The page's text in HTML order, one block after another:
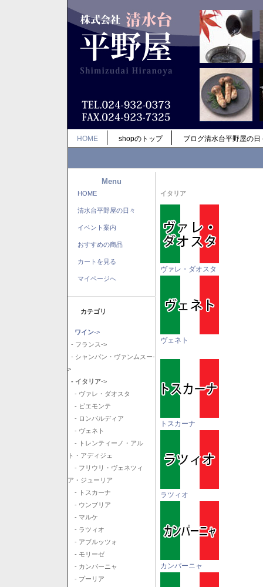
HOME shopのトップ ブログ清水台平野屋の日
Menu
HOME
清水台平野屋の日々
イベント案内
おすすめの商品
カートを見る
マイページへ
カテゴリ
ワイン->
- フランス->
- シャンパン・ヴァンムスー-
>
- イタリア->
- ヴァレ・ダオスタ
- ピエモンテ
- ロンバルディア
- ヴェネト
- トレンティーノ・アル
ト・アディジェ
- フリウリ・ヴェネツィ
ア・ジューリア
- トスカーナ
- ウンブリア
- マルケ
- ラツィオ
- アブルッツォ
- モリーゼ
- カンパーニャ
- プーリア
イタリア
ヴァレ・ダオスタ
ヴェネト
トスカーナ
ラツィオ
カンパーニャ